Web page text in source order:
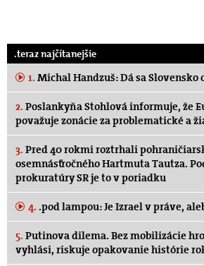
.teraz najčítanejšie
1. Michal Handzuš: Dá sa Slovensko
2. Poslankyňa Stohlová informuje, že
považuje zonácie za problematické a
3. Pred 40 rokmi roztrhali
osemnásťročného Hartmuta Tautza.
prokuratúry SR je to v poriadku
4. .pod lampou: Je Izrael v práve,
5. Putinova dilema. Bez mobilizácie
vyhlási, riskuje opakovanie histórie